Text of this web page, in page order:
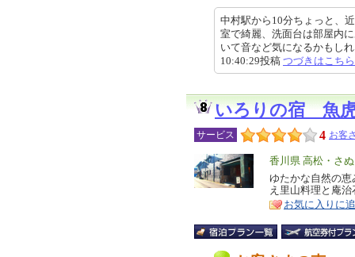
中村駅から10分ちょっと、
室で綺麗、洗面台は部屋内
いて音など気になるかもし
10:40:29投稿 つづきはこちら
いろりの宿 魚
サービス 4 お客
エ
リ
ア
香川県 高松・さ
特
徴
ゆたかな自然の
え里山料理と庵
お気に入りに